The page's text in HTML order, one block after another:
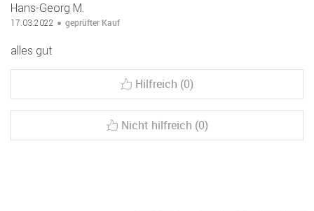
Hans-Georg M.
17.03.2022 geprüfter Kauf
alles gut
Hilfreich (0)
Nicht hilfreich (0)